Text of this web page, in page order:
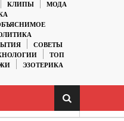
КЛИПЫ
МОДА
СОВЕТЫ
ТОП
ЭЗОТЕРИКА